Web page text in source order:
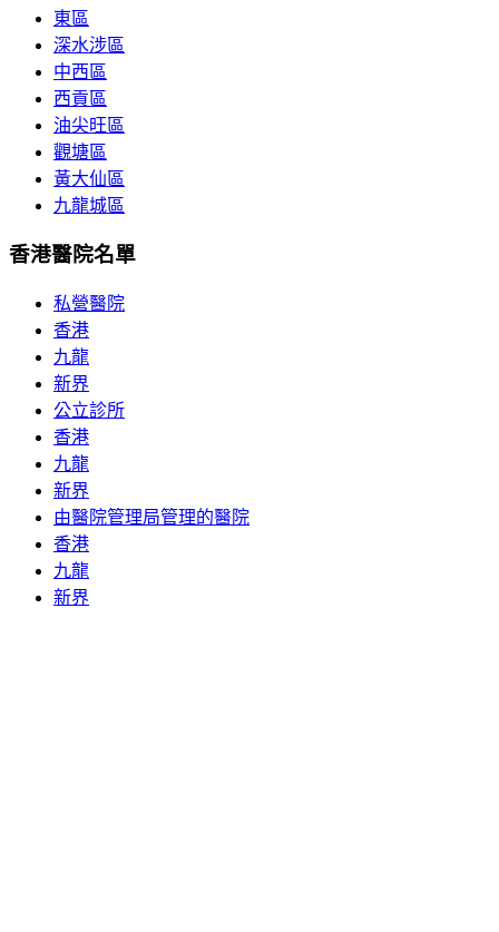
東區
深水涉區
中西區
西貢區
油尖旺區
觀塘區
黃大仙區
九龍城區
香港醫院名單
私營醫院
香港
九龍
新界
公立診所
香港
九龍
新界
由醫院管理局管理的醫院
香港
九龍
新界